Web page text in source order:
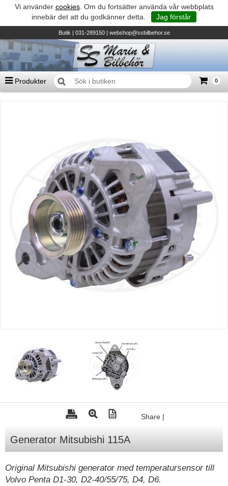
Vi använder cookies. Om du fortsätter använda vår webbplats
innebär det att du godkänner detta.
Jag förstår
Butik| 031-289150 | webshop@ssbilbehor.se
Produkter 0
Suzuki - Utombordare
Suzumar - Gummibåtar
Honda - Utombordare
HonWave - Gummibåtar
Honda - Elverk & Pumpar
Tohatsu - Utombordare
Minn Kota - elmotorer
TK Trailer
Mercury Servicedelar
Garmin
Lowrance
B&G
Båttillbehör
Hummertina
Share |
Generator Mitsubishi 115A
Original Mitsubishi generator med temperatursensor till
Volvo Penta D1-30, D2-40/55/75, D4, D6.